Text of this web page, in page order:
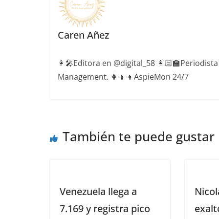
Caren Añez
👩‍🎤Editora en @digital_58
Management. 👩‍👧‍👧AspieMon 24/7
También te puede gustar
Venezuela llega a
7.169 y registra pico